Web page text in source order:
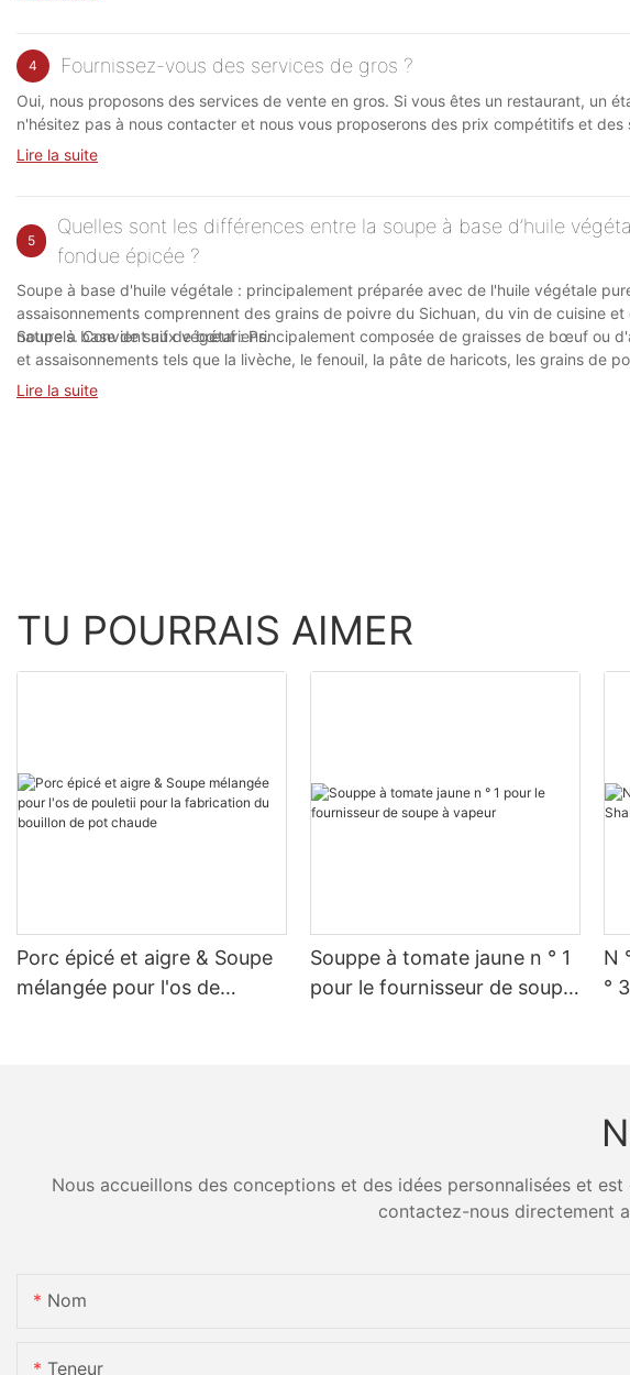
4 Fournissez-vous des services de gros ?
Oui, nous proposons des services de vente en gros. Si vous êtes un restaurant, un
n'hésitez pas à nous contacter et nous vous proposerons des prix compétitifs et des
Lire la suite
5
Quelles sont les différences entre la soupe à base d’huile
fondue épicée ?
Soupe à base d'huile végétale : principalement préparée avec de l'huile végétale
assaisonnements comprennent des grains de poivre du Sichuan, du vin de cuisine
naturels. Convient aux végétariens.
Soupe à base de suif de bœuf : Principalement composée de graisses de bœuf ou
et assaisonnements tels que la livèche, le fenouil, la pâte de haricots, les grains de
ajoutés.
Lire la suite
TU POURRAIS AIMER
Porc épicé et aigre & Soupe
mélangée pour l'os de
Souppe à tomate jaune n ° 1
pour le fournisseur de soupe
N
°
Nous accueillons des conceptions et des idées personnalisées et
contactez-nous directement
Nom
Teneur